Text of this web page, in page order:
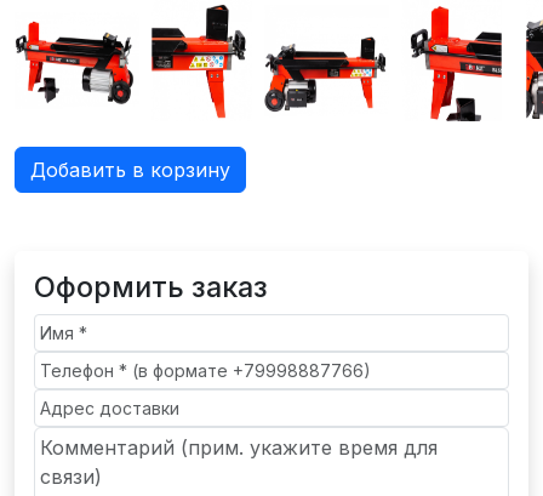
Добавить в корзину
Оформить заказ